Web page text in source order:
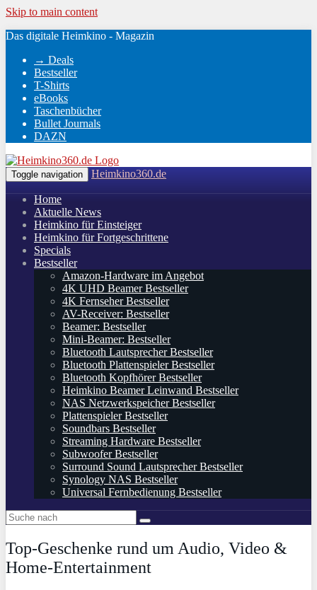
Skip to main content
Das digitale Heimkino - Magazin
→ Deals
Bestseller
T-Shirts
eBooks
Taschenbücher
Bullet Journals
DAZN
Toggle navigation Heimkino360.de
Home
Aktuelle News
Heimkino für Einsteiger
Heimkino für Fortgeschrittene
Specials
Bestseller
Amazon-Hardware im Angebot
4K UHD Beamer Bestseller
4K Fernseher Bestseller
AV-Receiver: Bestseller
Beamer: Bestseller
Mini-Beamer: Bestseller
Bluetooth Lautsprecher Bestseller
Bluetooth Plattenspieler Bestseller
Bluetooth Kopfhörer Bestseller
Heimkino Beamer Leinwand Bestseller
NAS Netzwerkspeicher Bestseller
Plattenspieler Bestseller
Soundbars Bestseller
Streaming Hardware Bestseller
Subwoofer Bestseller
Surround Sound Lautsprecher Bestseller
Synology NAS Bestseller
Universal Fernbedienung Bestseller
Top-Geschenke rund um Audio, Video &
Home-Entertainment